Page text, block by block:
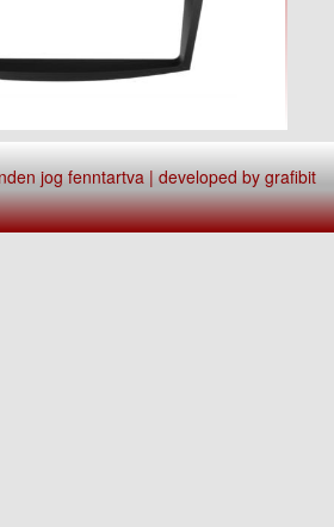
jog fenntartva | developed bygrafibit